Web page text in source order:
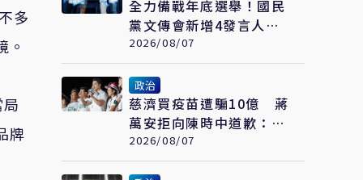
多
。
牌
全力備戰年底選舉！國民
黨文傳會新增4發言人
AI發言人「鄭小文」亮相
2026/08/07
政治
慈濟買疫苗遭騙10億 蔣
萬安拒向陳時中道歉：政
府若採購足夠疫苗不需民
間出力
2026/08/07